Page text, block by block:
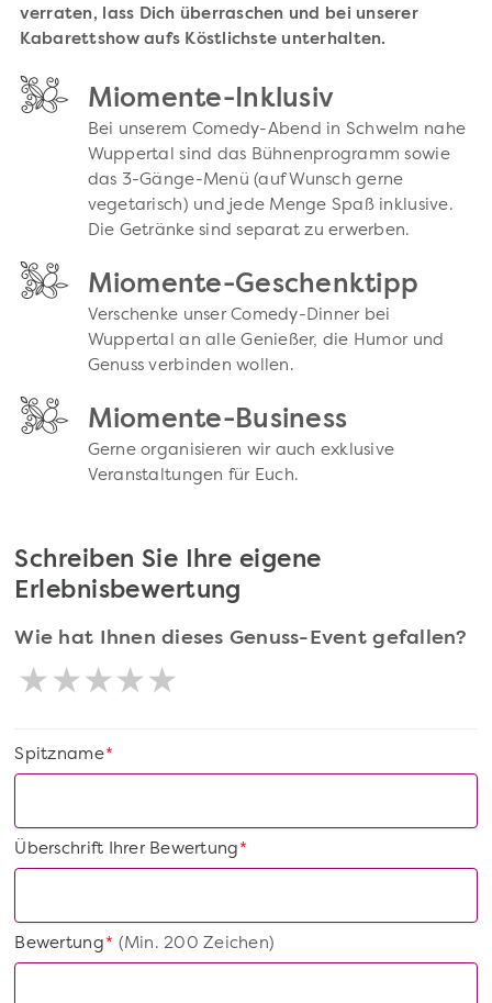
verraten, lass Dich überraschen und bei unserer
Kabarettshow aufs Köstlichste unterhalten.
Miomente-Inklusiv
Bei unserem Comedy-Abend in Schwelm nahe
Wuppertal sind das Bühnenprogramm sowie
das 3-Gänge-Menü (auf Wunsch gerne
vegetarisch) und jede Menge Spaß inklusive.
Die Getränke sind separat zu erwerben.
Miomente-Geschenktipp
Verschenke unser Comedy-Dinner bei
Wuppertal an alle Genießer, die Humor und
Genuss verbinden wollen.
Miomente-Business
Gerne organisieren wir auch exklusive
Veranstaltungen für Euch.
Schreiben Sie Ihre eigene
Erlebnisbewertung
Wie hat Ihnen dieses Genuss-Event gefallen?
*
Spitzname
*
Überschrift Ihrer Bewertung
*
Bewertung(Min. 200 Zeichen)